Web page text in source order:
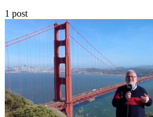
1 post